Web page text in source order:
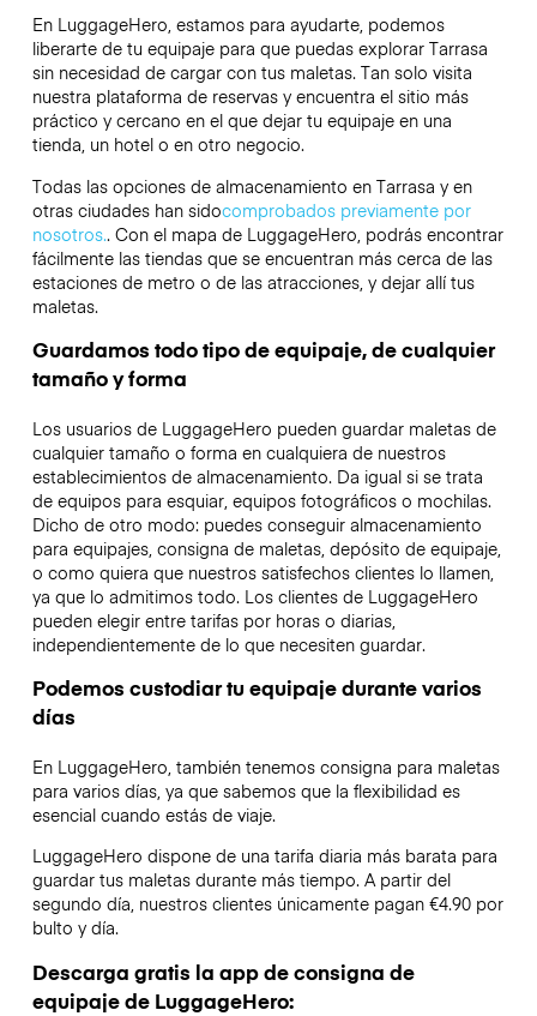
En LuggageHero, estamos para ayudarte, podemos
liberarte de tu equipaje para que puedas explorar Tarrasa
sin necesidad de cargar con tus maletas. Tan solo visita
nuestra plataforma de reservas y encuentra el sitio más
práctico y cercano en el que dejar tu equipaje en una
tienda, un hotel o en otro negocio.
Todas las opciones de almacenamiento en Tarrasa y en
otras ciudades han sidocomprobados previamente por
nosotros.. Con el mapa de LuggageHero, podrás encontrar
fácilmente las tiendas que se encuentran más cerca de las
estaciones de metro o de las atracciones, y dejar allí tus
maletas.
Guardamos todo tipo de equipaje, de cualquier
tamaño y forma
Los usuarios de LuggageHero pueden guardar maletas de
cualquier tamaño o forma en cualquiera de nuestros
establecimientos de almacenamiento. Da igual si se trata
de equipos para esquiar, equipos fotográficos o mochilas.
Dicho de otro modo: puedes conseguir almacenamiento
para equipajes, consigna de maletas, depósito de equipaje,
o como quiera que nuestros satisfechos clientes lo llamen,
ya que lo admitimos todo. Los clientes de LuggageHero
pueden elegir entre tarifas por horas o diarias,
independientemente de lo que necesiten guardar.
Podemos custodiar tu equipaje durante varios
días
En LuggageHero, también tenemos consigna para maletas
para varios días, ya que sabemos que la flexibilidad es
esencial cuando estás de viaje.
LuggageHero dispone de una tarifa diaria más barata para
guardar tus maletas durante más tiempo. A partir del
segundo día, nuestros clientes únicamente pagan €4.90 por
bulto y día.
Descarga gratis la app de consigna de
equipaje de LuggageHero: